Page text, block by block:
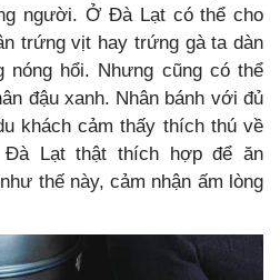
người. Ở Đà Lạt có thể cho
trứng vịt hay trứng gà ta dàn
nóng hổi. Nhưng cũng có thể
đậu xanh. Nhân bánh với đủ
khách cảm thấy thích thú về
Lạt thật thích hợp để ăn
thế này, cảm nhận ấm lòng